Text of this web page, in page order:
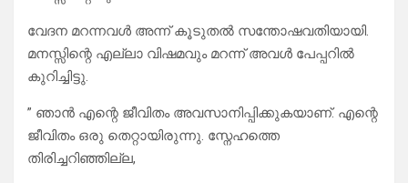
വേദന മറന്നവൾ അന്ന് കൂടുതൽ സന്തോഷവതിയായി.
മനസ്സിന്റെ എല്ലാ വിഷമവും മറന്ന് അവൾ പേപ്പറിൽ
കുറിച്ചിട്ടു.
” ഞാൻ എന്റെ ജീവിതം അവസാനിപ്പിക്കുകയാണ്. എന്റെ
ജീവിതം ഒരു തെറ്റായിരുന്നു. സ്നേഹത്തെ
തിരിച്ചറിഞ്ഞില്ല,